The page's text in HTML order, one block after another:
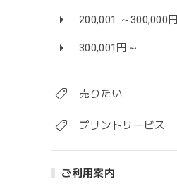
200,001 ～300,000円
300,001円～
売りたい
プリントサービス
ご利用案内